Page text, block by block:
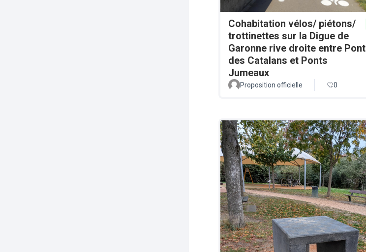
Cohabitation vélos/ piétons/
trottinettes sur la Digue de
Garonne rive droite entre Pont
des Catalans et Ponts
Jumeaux
Proposition officielle 0